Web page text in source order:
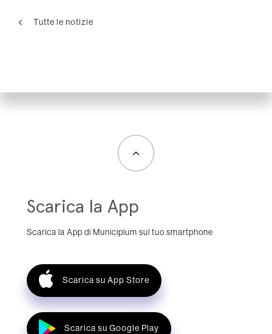
Tutte le notizie
Scarica la App
Scarica la App di Municipium sul tuo smartphone
Scarica su App Store
Scarica su Google Play